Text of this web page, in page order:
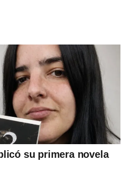
su primera novela